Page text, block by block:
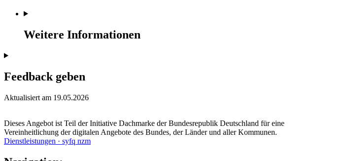
Weitere Informationen
Feedback geben
Aktualisiert am 19.05.2026
Dieses Angebot ist Teil der Initiative Dachmarke der Bundesrepublik Deutschland für eine
Vereinheitlichung der digitalen Angebote des Bundes, der Länder und aller Kommunen.
Dienstleistungen · syfq nzm